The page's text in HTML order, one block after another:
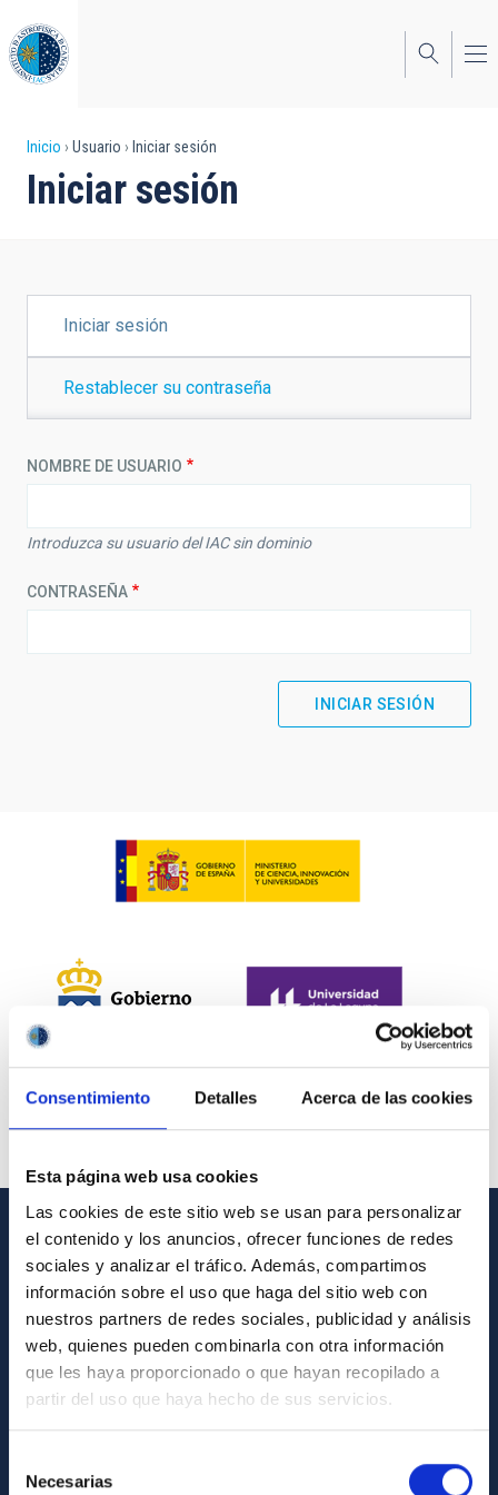
Consentimiento Detalles Acerca de las cookies
Esta página web usa cookies
Las cookies de este sitio web se usan para personalizar
el contenido y los anuncios, ofrecer funciones de redes
sociales y analizar el tráfico. Además, compartimos
información sobre el uso que haga del sitio web con
nuestros partners de redes sociales, publicidad y análisis
web, quienes pueden combinarla con otra información
que les haya proporcionado o que hayan recopilado a
partir del uso que haya hecho de sus servicios.
Necesarias
al
contenido
principal
Sobrescribir
enlaces
la
navegación
Inicio Usuario Iniciar sesión
Iniciar sesión
PRINCIPALES
Iniciar sesión
Restablecer su contraseña
NOMBRE DE USUARIO
Introduzca su usuario del IAC sin dominio
CONTRASEÑA
INFORMACIÓN GENERAL
Contacto
Cómo llegar al IAC
Directorio de personal
Biblioteca